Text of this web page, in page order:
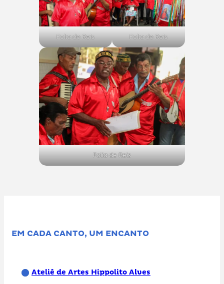
Folia de Reis Folia de Reis
Folia de Reis
EM CADA CANTO, UM ENCANTO
Ateliê de Artes Hippolito Alves